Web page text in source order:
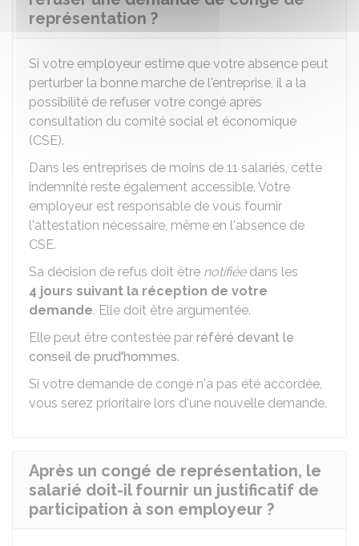
représentation ?
Si votre employeur estime que votre absence peut
perturber la bonne marche de l'entreprise, il a la
possibilité de refuser votre congé après
consultation du comité social et économique
(CSE).
Dans les entreprises de moins de 11 salariés, cette
indemnité reste également accessible. Votre
employeur est responsable de vous fournir
l'attestation nécessaire, même en l'absence de
CSE.
Sa décision de refus doit être notifiéedans les
4 jours suivant la réception de votre
demande. Elle doit être argumentée.
Elle peut être contestée par référé devant le
conseil de prud'hommes.
Si votre demande de congé n'a pas été accordée,
vous serez prioritaire lors d'une nouvelle demande.
Après un congé de représentation, le
salarié doit-il fournir un justificatif de
participation à son employeur ?